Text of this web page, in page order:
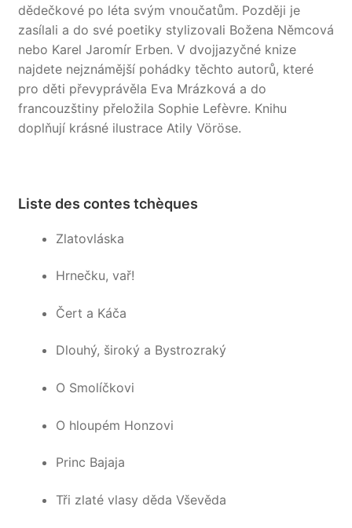
dědečkové po léta svým vnoučatům. Později je
zasílali a do své poetiky stylizovali Božena Němcová
nebo Karel Jaromír Erben. V dvojjazyčné knize
najdete nejznámější pohádky těchto autorů, které
pro děti převyprávěla Eva Mrázková a do
francouzštiny přeložila Sophie Lefèvre. Knihu
doplňují krásné ilustrace Atily Vöröse.
Liste des contes tchèques
Zlatovláska
Hrnečku, vař!
Čert a Káča
Dlouhý, široký a Bystrozraký
O Smolíčkovi
O hloupém Honzovi
Princ Bajaja
Tři zlaté vlasy děda Vševěda